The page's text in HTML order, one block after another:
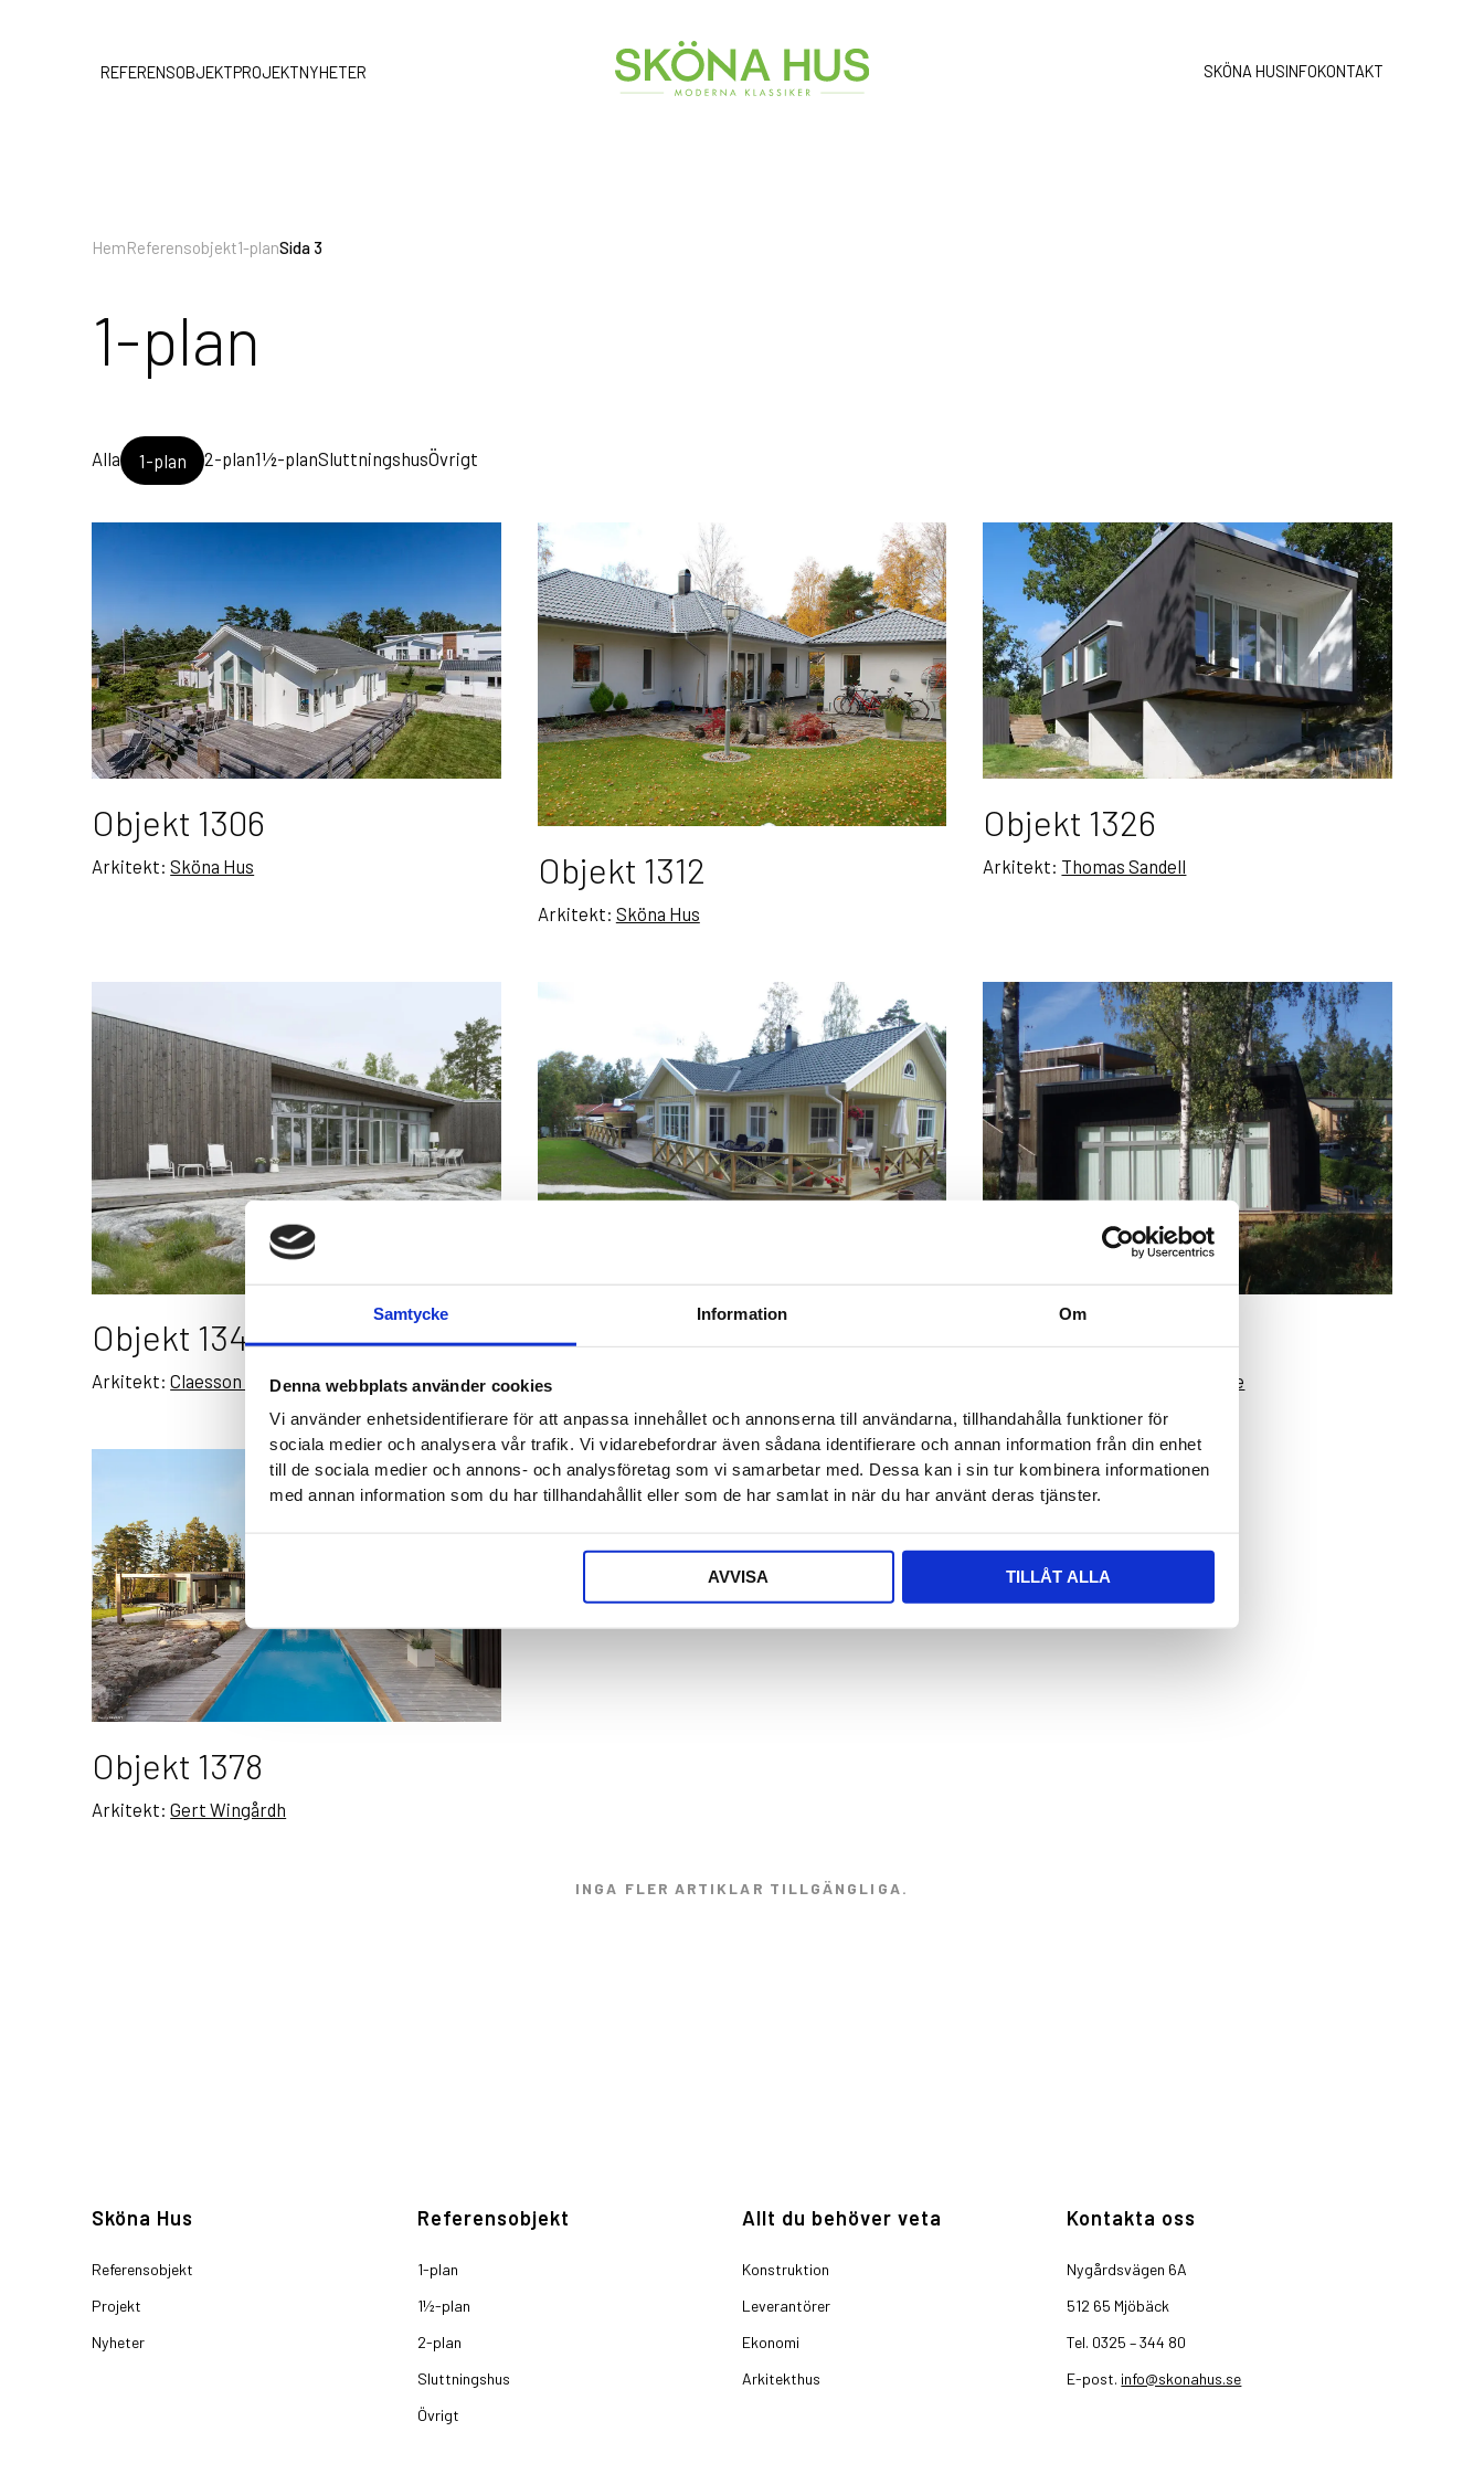
Samtycke Information Om
Denna webbplats använder cookies
Vi använder enhetsidentifierare för att anpassa innehållet och annonserna till användarna, tillhandahålla funktioner för
sociala medier och analysera vår trafik. Vi vidarebefordrar även sådana identifierare och annan information från din enhet
till de sociala medier och annons- och analysföretag som vi samarbetar med. Dessa kan i sin tur kombinera informationen
med annan information som du har tillhandahållit eller som de har samlat in när du har använt deras tjänster.
AVVISA TILLÅT ALLA
REFERENSOBJEKTPROJEKTNYHETER SKÖNA HUSINFOKONTAKT
HemReferensobjekt1-planSida 3
1-plan
Alla 1-plan 2-plan1½-planSluttningshusÖvrigt
Objekt 1306
Arkitekt:Sköna Hus Objekt 1312
Arkitekt: Sköna Hus
Objekt 1326
Arkitekt: Thomas Sandell
Objekt 1340
Arkitekt:Claesson Koivisto Rune
Objekt 1343
Arkitekt:
Objekt 1349
Claesson Koivisto Rune
Objekt 1378
Arkitekt:Gert Wingårdh
INGA FLER ARTIKLAR TILLGÄNGLIGA.
Sköna Hus
Referensobjekt
Projekt
Nyheter
Referensobjekt
1-plan
1½-plan
2-plan
Sluttningshus
Övrigt
Allt du behöver veta
Konstruktion
Leverantörer
Ekonomi
Arkitekthus
Kontakta oss
Nygårdsvägen 6A
512 65 Mjöbäck
Tel. 0325 – 344 80
E-post. info@skonahus.se